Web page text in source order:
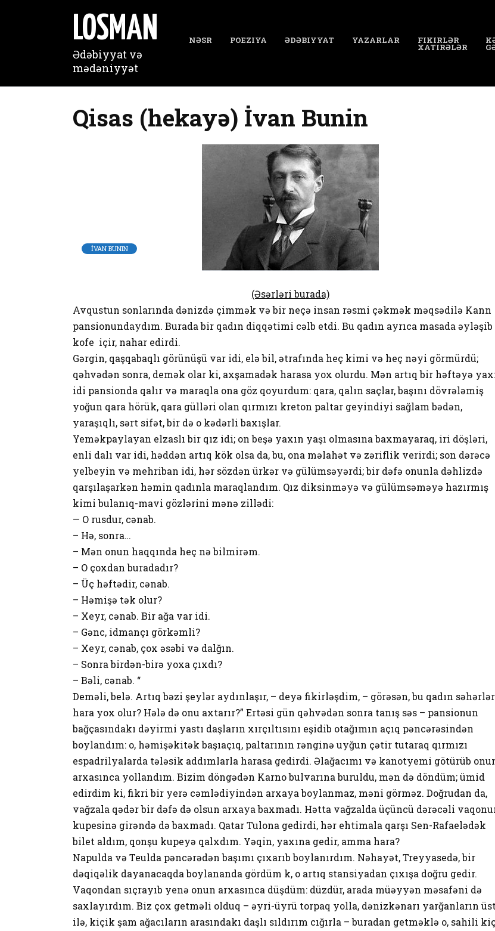
LOSMAN
Ədəbiyyat və
mədəniyyət
NƏSR POEZIYA ƏDƏBIYYAT YAZARLAR FIKIRLƏR
XATIRƏLƏR
Qisas (hekayə) İvan Bunin
İVAN BUNIN
(Əsərləri burada)
Avqustun sonlarında dənizdə çimmək və bir neçə insan rəsmi çəkmək məqsədilə Kann
pansionundaydım. Burada bir qadın diqqətimi cəlb etdi. Bu qadın ayrıca masada əyləşib
kofe içir, nahar edirdi.
Gərgin, qaşqabaqlı görünüşü var idi, elə bil, ətrafında heç kimi və heç nəyi görmürdü;
qəhvədən sonra, demək olar ki, axşamadək harasa yox olurdu. Mən artıq bir həftəyə
idi pansionda qalır və maraqla ona göz qoyurdum: qara, qalın saçlar, başını dövrələmiş
yoğun qara hörük, qara gülləri olan qırmızı kreton paltar geyindiyi sağlam bədən,
yaraşıqlı, sərt sifət, bir də o kədərli baxışlar.
Yeməkpaylayan elzaslı bir qız idi; on beşə yaxın yaşı olmasına baxmayaraq, iri döşləri,
enli dalı var idi, həddən artıq kök olsa da, bu, ona məlahət və zəriflik verirdi; son dərəcə
yelbeyin və mehriban idi, hər sözdən ürkər və gülümsəyərdi; bir dəfə onunla dəhlizdə
qarşılaşarkən həmin qadınla maraqlandım. Qız diksinməyə və gülümsəməyə hazırmış
kimi bulanıq-mavi gözlərini mənə zillədi:
— O rusdur, cənab.
– Hə, sonra…
– Mən onun haqqında heç nə bilmirəm.
– O çoxdan buradadır?
– Üç həftədir, cənab.
– Həmişə tək olur?
– Xeyr, cənab. Bir ağa var idi.
– Gənc, idmançı görkəmli?
– Xeyr, cənab, çox əsəbi və dalğın.
– Sonra birdən-birə yoxa çıxdı?
– Bəli, cənab. “
Deməli, belə. Artıq bəzi şeylər aydınlaşır, – deyə fikirləşdim, – görəsən, bu qadın səhərlər
hara yox olur? Hələ də onu axtarır?” Ertəsi gün qəhvədən sonra tanış səs – pansionun
bağçasındakı dəyirmi yastı daşların xırçıltısını eşidib otağımın açıq pəncərəsindən
boylandım: o, həmişəkitək başıaçıq, paltarının rənginə uyğun çətir tutaraq qırmızı
espadrilyalarda tələsik addımlarla harasa gedirdi. Əlağacımı və kanotyemi götürüb
arxasınca yollandım. Bizim döngədən Karno bulvarına buruldu, mən də döndüm; ümid
edirdim ki, fikri bir yerə cəmlədiyindən arxaya boylanmaz, məni görməz. Doğrudan da,
vağzala qədər bir dəfə də olsun arxaya baxmadı. Hətta vağzalda üçüncü dərəcəli
kupesinə girəndə də baxmadı. Qatar Tulona gedirdi, hər ehtimala qarşı Sen-Rafaelədək
bilet aldım, qonşu kupeyə qalxdım. Yəqin, yaxına gedir, amma hara?
Napulda və Teulda pəncərədən başımı çıxarıb boylanırdım. Nəhayət, Treyyasedə, bir
dəqiqəlik dayanacaqda boylananda gördüm k, o artıq stansiyadan çıxışa doğru gedir.
Vaqondan sıçrayıb yenə onun arxasınca düşdüm: düzdür, arada müəyyən məsafəni də
saxlayırdım. Biz çox getməli olduq – əyri-üyrü torpaq yolla, dənizkənarı yarğanların
ilə, kiçik şam ağacıların arasındakı daşlı sıldırım cığırla – buradan getməklə o, sahili